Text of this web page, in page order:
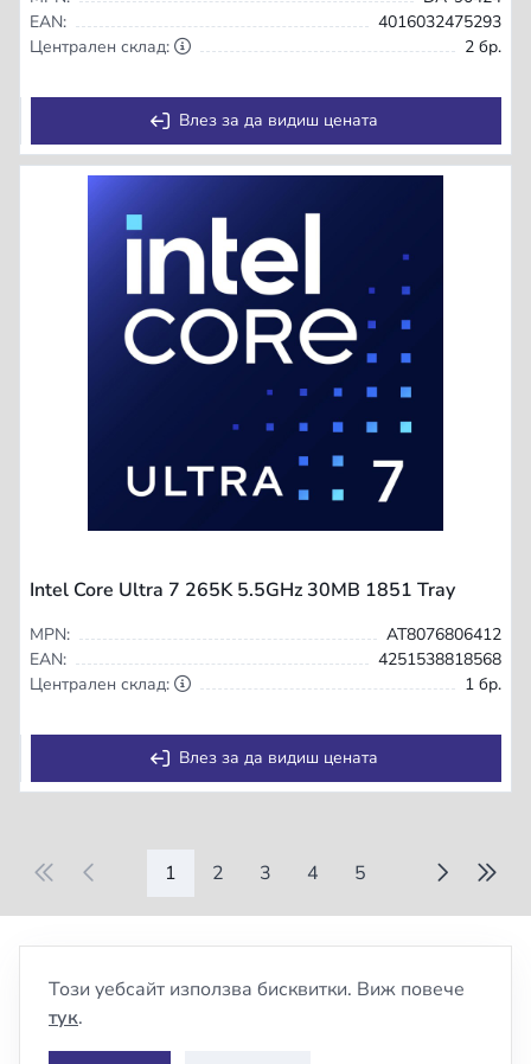
EAN:
4016032475293
Централен склад:
2 бр.
Влез за да видиш цената
Intel Core Ultra 7 265K 5.5GHz 30MB 1851 Tray
MPN:
AT8076806412
EAN:
4251538818568
Централен склад:
1 бр.
Влез за да видиш цената
1 2 3 4 5
Този уебсайт използва бисквитки. Виж повече
тук.